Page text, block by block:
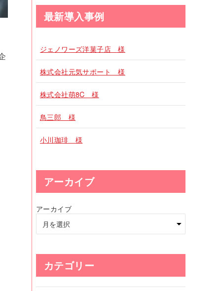
最新導入事例
ジェノワーズ洋菓子店 様
株式会社元気サポート 様
株式会社萌8C 様
鳥三郎 様
小川珈琲 様
アーカイブ
アーカイブ
カテゴリー